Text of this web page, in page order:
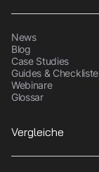
News
Blog
Case Studies
Guides &
Webinare
Glossar
Vergleiche